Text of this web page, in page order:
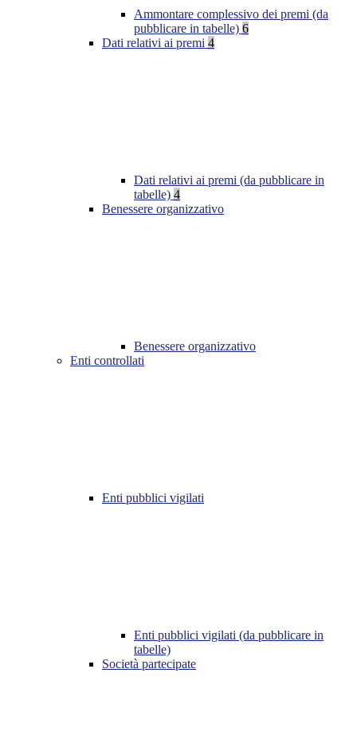
Ammontare complessivo dei premi (da
pubblicare in tabelle) 6
Dati relativi ai premi 4
Dati relativi ai premi (da pubblicare in
tabelle) 4
Benessere organizzativo
Benessere organizzativo
Enti controllati
Enti pubblici vigilati
Enti pubblici vigilati (da pubblicare in
tabelle)
Società partecipate